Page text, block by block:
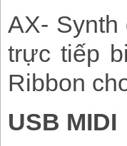
AX-
trực tiếp
Ribbon
USB MIDI